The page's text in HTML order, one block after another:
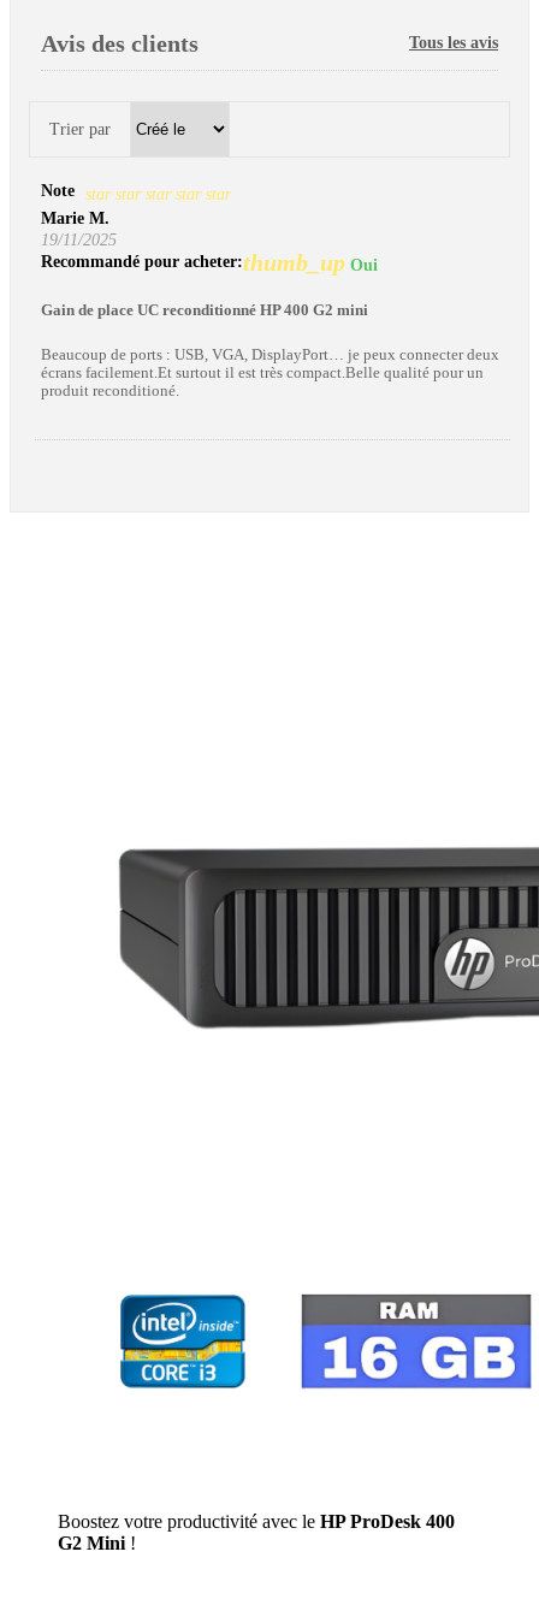
Avis des clients Tous les avis
Trier par
Note star star star star star
Marie M.
19/11/2025
Recommandé pour acheter:thumb_up Oui
Gain de place UC reconditionné HP 400 G2 mini
Beaucoup de ports : USB, VGA, DisplayPort… je peux connecter deux
écrans facilement.Et surtout il est très compact.Belle qualité pour un
produit reconditioné.
Boostez votre productivité avec le HP ProDesk 400
G2 Mini !